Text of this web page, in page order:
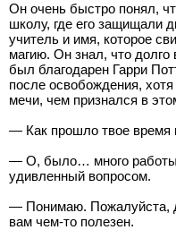
Он очень быстро понял,
школу, где его защищали
учитель и имя, которое
магию. Он знал, что
был благодарен Гарри
после освобождения,
мечи, чем признался в
— Как прошло твое время
— О, было… много
удивленный вопросом.
— Понимаю. Пожалуйста,
вам чем-то полезен.